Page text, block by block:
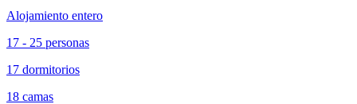
Alojamiento entero
17 - 25 personas
17 dormitorios
18 camas